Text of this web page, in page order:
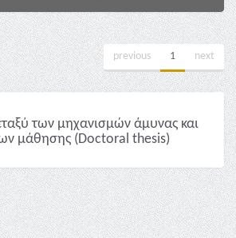
previous 1 next
των μηχανισμών άμυνας και
μάθησης (Doctoral thesis)